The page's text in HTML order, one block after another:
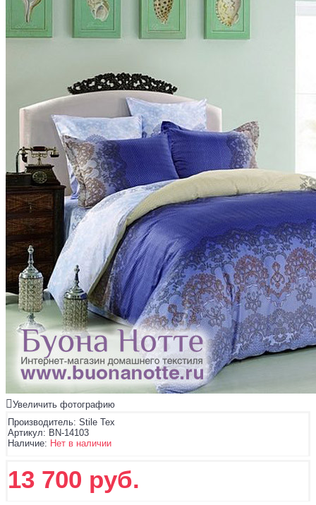
Увеличить фотографию
Производитель: Stile Tex
Артикул: BN-14103
Наличие: Нет в наличии
13 700 руб.